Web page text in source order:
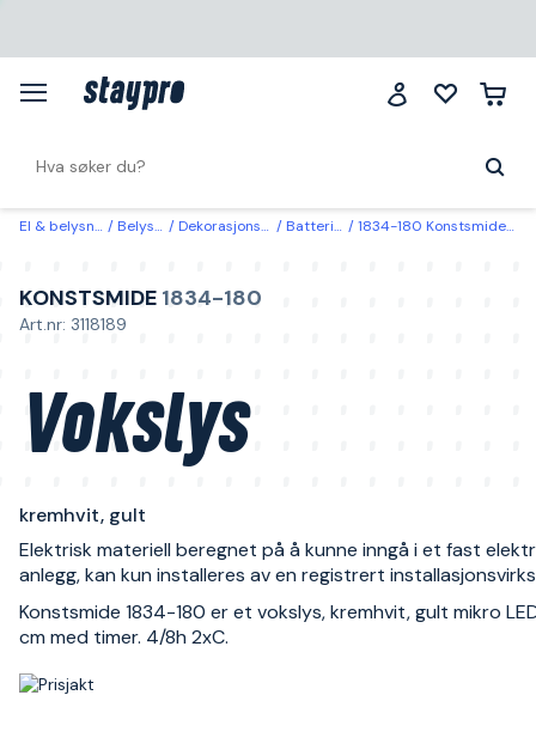
El & belysning Belysning Dekorasjonsbelysning Batteridrevne lys 1834-180 Konstsmide Vokslys kremhvit, gult 7,5x13,5 cm
KONSTSMIDE 1834-180
Art.nr: 3118189
Vokslys
kremhvit, gult
Elektrisk materiell beregnet på å kunne inngå i et fast
anlegg, kan kun installeres av en registrert
Konstsmide 1834-180 er et vokslys, kremhvit, gult mikro
cm med timer. 4/8h 2xC.